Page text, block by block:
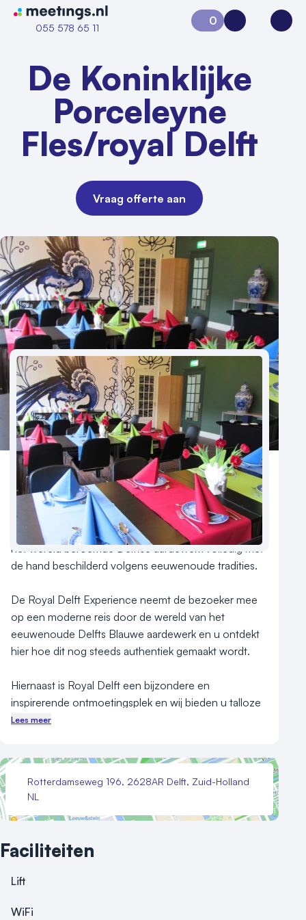
Naar home van Meetings
055 578 65 11
Vraag locatie aan
Locatiegids
Meld locatie aan
Nieuws
Reviews (5⭐️)
Contact
0
Aanvraag 0Inloggen
De Koninklijke
Porceleyne
Fles/royal Delft
Vraag offerte aan
De Koninklijke Porceleyne Fles/Royal Delft, opgericht
in 1653, is de enige overgebleven Delftse
aardewerkfabriek uit de 17e eeuw. Nog steeds wordt
het wereld beroemde Delftse aardewerk volledig met
de hand beschilderd volgens eeuwenoude tradities.
De Royal Delft Experience neemt de bezoeker mee
op een moderne reis door de wereld van het
eeuwenoude Delfts Blauwe aardewerk en u ontdekt
hier hoe dit nog steeds authentiek gemaakt wordt.
Hiernaast is Royal Delft een bijzondere en
inspirerende ontmoetingsplek en wij bieden u talloze
mogelijkheden aan om uw congres tot een succes te
receptie of diner in onze museumzaal bij het Delfts
Blauwe tegeltableau van de Nachtwacht.
Royal Delft biedt u verschillende schilderworkshops
beschildert u het product met onze eigen, originele
Lees meer
Rotterdamseweg 196, 2628AR Delft, Zuid-Holland
NL
Faciliteiten
Lift
WiFi